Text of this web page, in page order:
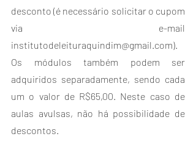
desconto (é necessário solicitar o cupom
via e-mail
institutodeleituraquindim@gmail.com).
Os módulos também podem ser
adquiridos separadamente, sendo cada
um o valor de R$65,00. Neste caso de
aulas avulsas, não há possibilidade de
descontos.